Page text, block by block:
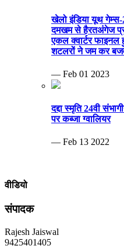
खेलो इंडिया यूथ गेम्स-
दमखम से हैरतअंगेज
एकल क्वार्टर फाइनल
शटलरों ने जम कर
— Feb 01 2023
दद्दा स्मृति 24वी
पर कब्जा ग्वालियर
— Feb 13 2022
वीडियो
संपादक
Rajesh Jaiswal
9425401405